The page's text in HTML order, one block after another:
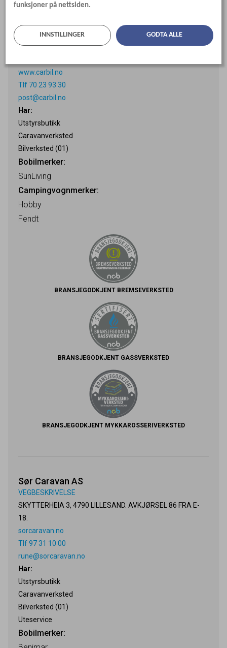
Caravan & Bil AS
VEGBESKRIVELSE
www.carbil.no
Tlf 70 23 93 30
post@carbil.no
Har:
Utstyrsbutikk
Caravanverksted
Bilverksted (01)
Bobilmerker:
SunLiving
Campingvognmerker:
Hobby
Fendt
BRANSJEGODKJENT BREMSEVERKSTED
BRANSJEGODKJENT GASSVERKSTED
BRANSJEGODKJENT MYKKAROSSERIVERKSTED
Sør Caravan AS
VEGBESKRIVELSE
SKYTTERHEIA 3, 4790 LILLESAND. AVKJØRSEL 86 FRA E-
18.
sorcaravan.no
Tlf 97 31 10 00
rune@sorcaravan.no
Har:
Utstyrsbutikk
Caravanverksted
Bilverksted (01)
Uteservice
Bobilmerker:
funksjoner på nettsiden.
INNSTILLINGER GODTA ALLE